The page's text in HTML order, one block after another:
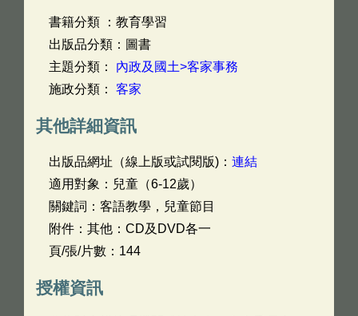
書籍分類 ：教育學習
出版品分類：圖書
主題分類： 內政及國土>客家事務
施政分類： 客家
其他詳細資訊
出版品網址（線上版或試閱版)： 連結
適用對象：兒童（6-12歲）
關鍵詞：客語教學，兒童節目
附件：其他：CD及DVD各一
頁/張/片數：144
授權資訊